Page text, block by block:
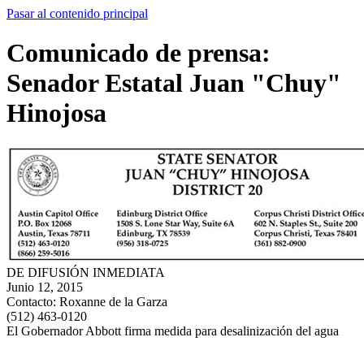
Pasar al contenido principal
Comunicado de prensa:
Senador Estatal Juan "Chuy"
Hinojosa
DE DIFUSIÓN INMEDIATA
Junio 12, 2015
Contacto: Roxanne de la Garza
(512) 463-0120
El Gobernador Abbott firma medida para desalinización del agua